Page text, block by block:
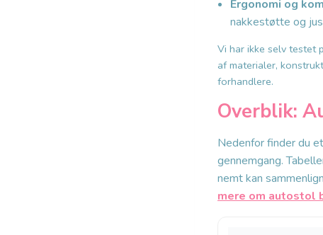
Ergonomi og
nakkestøtte og
Vi har ikke selv testet
af materialer,
forhandlere.
Overblik:
Nedenfor finder du
gennemgang.
nemt kan
mere om autostol